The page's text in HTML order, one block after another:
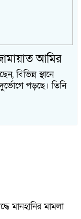
আমির
বিভিন্ন স্থানে
পড়ছে। তিনি
মানহানির মামলা